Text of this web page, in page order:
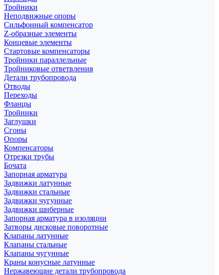
Тройники
Неподвижные опоры
Cильфонный компенсатор
Z-образные элементы
Концевые элементы
Стартовые компенсаторы
Тройники параллельные
Тройниковые ответвления
Детали трубопровода
Отводы
Переходы
Фланцы
Тройники
Заглушки
Сгоны
Опоры
Компенсаторы
Отрезки трубы
Бочата
Запорная арматура
Задвижки латунные
Задвижки стальные
Задвижки чугунные
Задвижки шиберные
Запорная арматура в изоляции
Затворы дисковые поворотные
Клапаны латунные
Клапаны стальные
Клапаны чугунные
Краны конусные латунные
Нержавеющие детали трубопровода